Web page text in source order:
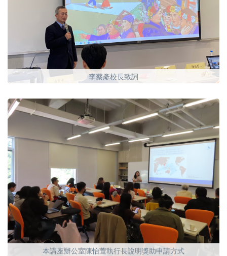
李蔡彥校長致詞
本講座辦公室陳怡萱執行長說明獎助申請方式